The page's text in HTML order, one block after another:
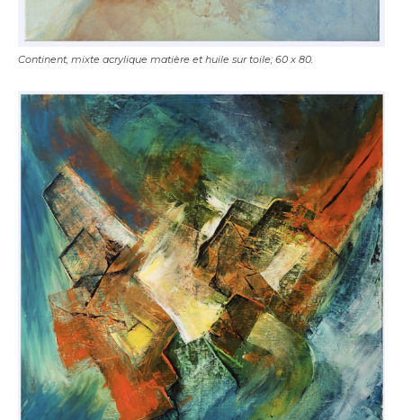
* Champ obligatoire
Statut / Organisation
J'accepte lestermes et conditions
* Champ obligatoire
Continent, mixte acrylique matière et huile sur toile; 60 x 80.